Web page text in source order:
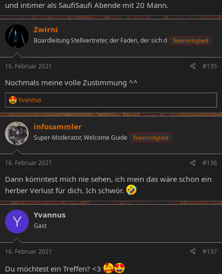
und intimer als SaufiSaufi Abende mit 20 Mann.
Zwirni
Boardleitung Stellvertreter, der Faden, der sich d Teammitglied
16. Februar 2021 #135
Nochmals meine volle Zustimmung ^^
R
e
a
k
t
i
e
:
Yvannus
infosammler
Super-Moderator, Welcome Guide Teammitglied
16. Februar 2021 #136
Dann kömntest mich nie sehen, ich mein das wäre schon ein
herber Verlust für dich. Ich schwör.
Y Yvannus
Gast
16. Februar 2021 #137
Du möchtest ein Treffen? <3